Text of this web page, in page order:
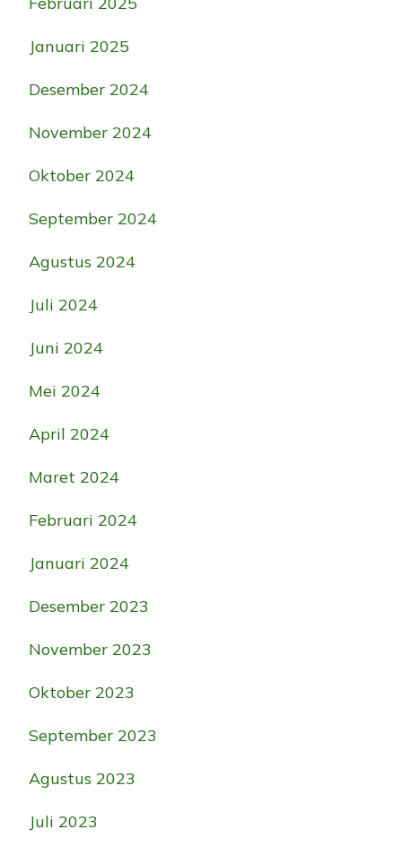
Januari 2025
Desember 2024
November 2024
Oktober 2024
September 2024
Agustus 2024
Juli 2024
Juni 2024
Mei 2024
April 2024
Maret 2024
Februari 2024
Januari 2024
Desember 2023
November 2023
Oktober 2023
September 2023
Agustus 2023
Juli 2023